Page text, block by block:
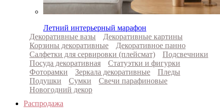
Летний интерьерный марафон
Декоративные вазы
Декоративные картины
Корзины декоративные
Декоративное панно
Салфетки для сервировки (плейсмат)
Подсвечники
Посуда декоративная
Статуэтки и фигурки
Фоторамки
Зеркала декоративные
Пледы
Подушки
Сумки
Свечи парафиновые
Новогодний декор
Распродажа